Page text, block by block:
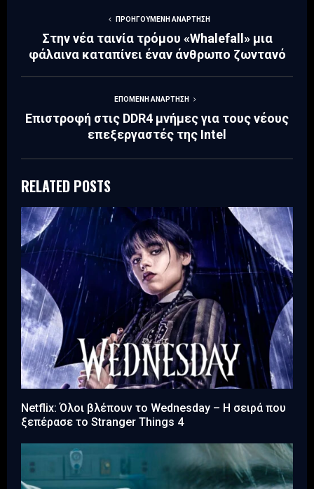
ΠΡΟΗΓΟΎΜΕΝΗ ΑΝΆΡΤΗΣΗ
Στην νέα ταινία τρόμου «Whalefall» μια
φάλαινα καταπίνει έναν άνθρωπο ζωντανό
ΕΠΌΜΕΝΗ ΑΝΆΡΤΗΣΗ
Επιστροφή στις DDR4 μνήμες για τους νέους
επεξεργαστές της Intel
RELATED POSTS
Netflix: Όλοι βλέπουν το Wednesday – Η σειρά που
ξεπέρασε το Stranger Things 4